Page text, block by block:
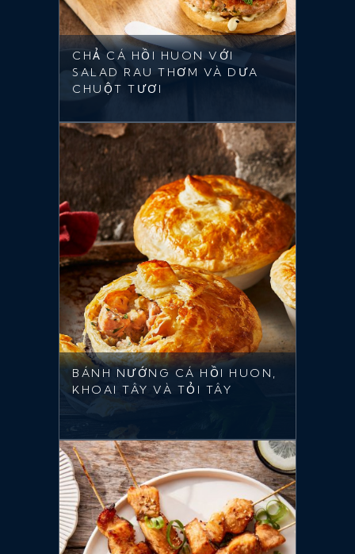
CHẢ CÁ HỒI HUON VỚI
SALAD RAU THƠM VÀ DƯA
CHUỘT TƯƠI
BÁNH NƯỚNG CÁ HỒI HUON,
KHOAI TÂY VÀ TỎI TÂY